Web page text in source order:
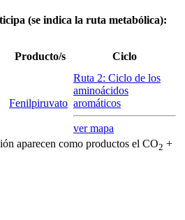
(se indica la ruta metabólica):
Producto/s Ciclo
Fenilpiruvato
Ruta 2: Ciclo de los
aminoácidos
aromáticos
ver mapa
aparecen como productos el CO2 +